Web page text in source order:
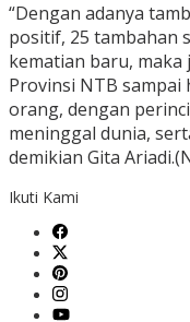
“Dengan adanya
positif, 25 tambahan
kematian baru, maka
Provinsi NTB sampai
orang, dengan
meninggal dunia,
demikian Gita
Ikuti Kami